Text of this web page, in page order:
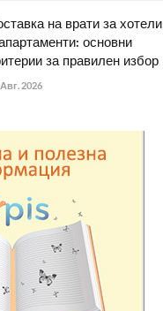
на врати за хотели
основни
за правилен избор
2026